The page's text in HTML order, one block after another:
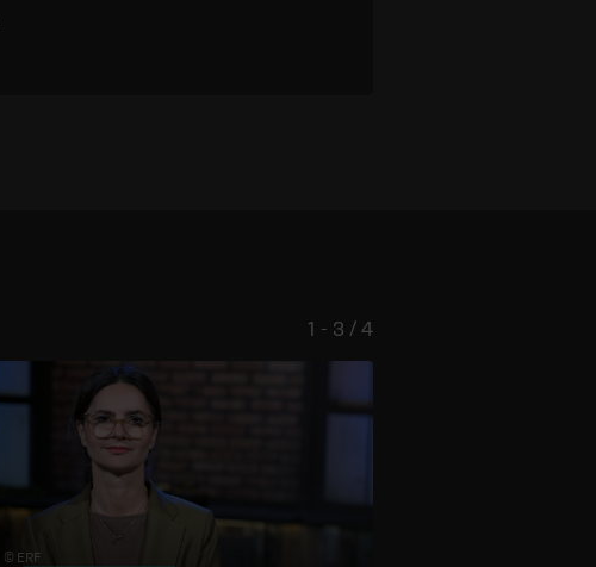
© ERF
1 - 3 / 4